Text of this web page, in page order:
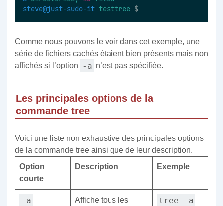
steve@just-sudo-it testtree $
Comme nous pouvons le voir dans cet exemple, une
série de fichiers cachés étaient bien présents mais non
affichés si l’option
-a n’est pas spécifiée.
Les principales options de la
commande tree
Voici une liste non exhaustive des principales options
de la commande tree ainsi que de leur description.
Option
courte
Description Exemple
-a
Affiche tous les
tree -a